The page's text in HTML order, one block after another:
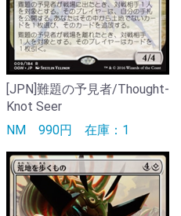
[JPN]難題の予見者/Thought-
Knot Seer
NM 990円 在庫：1